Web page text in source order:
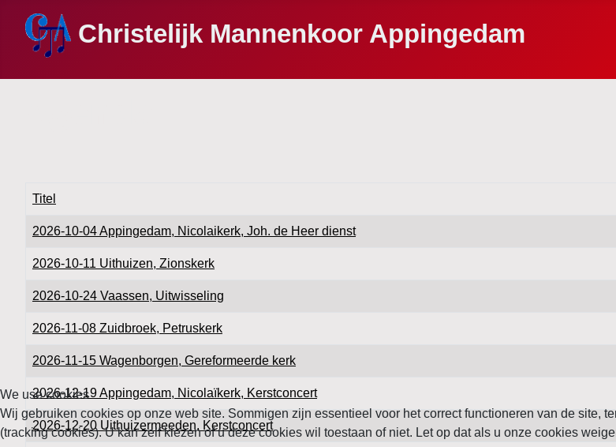
Christelijk Mannenkoor Appingedam
Titel
2026-10-04 Appingedam, Nicolaikerk, Joh. de Heer dienst
2026-10-11 Uithuizen, Zionskerk
2026-10-24 Vaassen, Uitwisseling
2026-11-08 Zuidbroek, Petruskerk
2026-11-15 Wagenborgen, Gereformeerde kerk
2026-12-19 Appingedam, Nicolaïkerk, Kerstconcert
2026-12-20 Uithuizermeeden, Kerstconcert
We use cookies
Wij gebruiken cookies op onze web site. Sommigen zijn essentieel voor het correct functioneren van de site,
(tracking cookies). U kan zelf kiezen of u deze cookies wil toestaan of niet. Let op dat als u onze cookies